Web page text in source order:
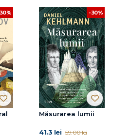
-30%
Măsurarea lumii
41.3 lei 59.00 lei